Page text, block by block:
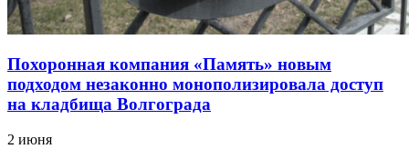
Похоронная компания «Память» новым
подходом незаконно монополизировала доступ
на кладбища Волгограда
2 июня